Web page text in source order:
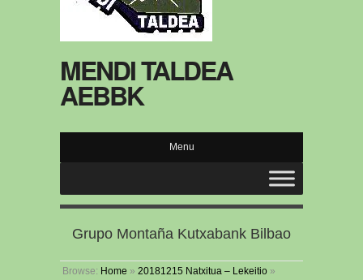
MENDI TALDEA
AEBBK
Menu
Grupo Montaña Kutxabank Bilbao
Browse: Home » 20181215 Natxitua – Lekeitio »